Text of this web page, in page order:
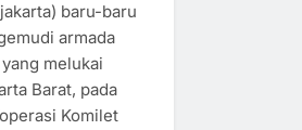
baru-baru
armada
melukai
Barat, pada
Komilet